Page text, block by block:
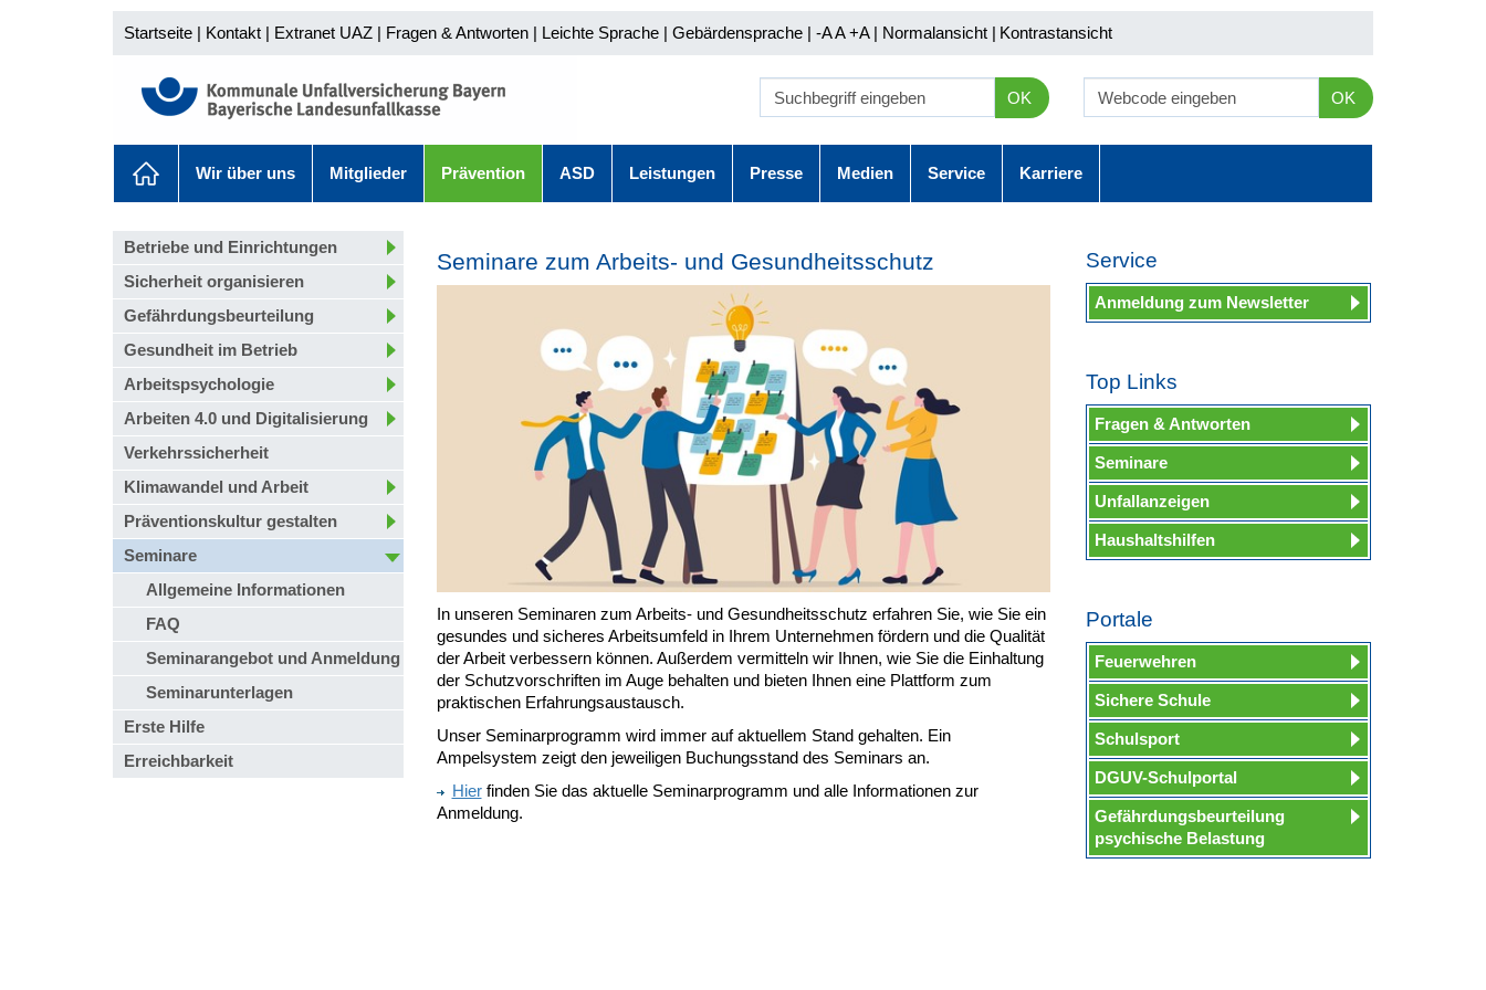
Startseite | Kontakt | Extranet UAZ | Fragen & Antworten | Leichte Sprache | Gebärdensprache | -A A+A | Normalansicht | Kontrastansicht
OK OK
Wir über uns Mitglieder Prävention ASD Leistungen Presse Medien Service Karriere
Betriebe und Einrichtungen
Sicherheit organisieren
Gefährdungsbeurteilung
Gesundheit im Betrieb
Arbeitspsychologie
Arbeiten 4.0 und Digitalisierung
Verkehrssicherheit
Klimawandel und Arbeit
Präventionskultur gestalten
Seminare
Allgemeine Informationen
FAQ
Seminarangebot und Anmeldung
Seminarunterlagen
Erste Hilfe
Erreichbarkeit
Seminare zum Arbeits- und Gesundheitsschutz
In unseren Seminaren zum Arbeits- und Gesundheitsschutz erfahren Sie, wie Sie ein
gesundes und sicheres Arbeitsumfeld in Ihrem Unternehmen fördern und die Qualität
der Arbeit verbessern können. Außerdem vermitteln wir Ihnen, wie Sie die Einhaltung
der Schutzvorschriften im Auge behalten und bieten Ihnen eine Plattform zum
praktischen Erfahrungsaustausch.
Unser Seminarprogramm wird immer auf aktuellem Stand gehalten. Ein
Ampelsystem zeigt den jeweiligen Buchungsstand des Seminars an.
Hierfinden Sie das aktuelle Seminarprogramm und alle Informationen zur
Anmeldung.
Service
Anmeldung zum Newsletter
Top Links
Fragen & Antworten
Seminare
Unfallanzeigen
Haushaltshilfen
Portale
Feuerwehren
Sichere Schule
Schulsport
DGUV-Schulportal
Gefährdungsbeurteilung
psychische Belastung